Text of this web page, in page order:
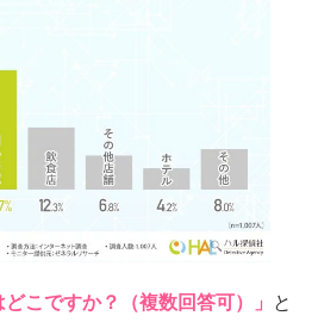
こですか？（複数回答可）」
と